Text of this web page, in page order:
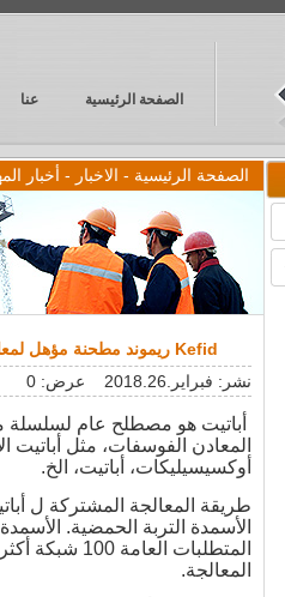
عنا الصفحة الرئيسية
الصفحة الرئيسية - الاخبار - أخبار
نشر: فبراير.2018.26 عرض:
0
أباتيت هو مصطلح عام لسلسلة
المعادن الفوسفات، مثل أباتيت
أوكسيسيليكات، أباتيت، الخ.
طريقة المعالجة المشتركة ل
الأسمدة التربة الحمضية.
المعالجة.